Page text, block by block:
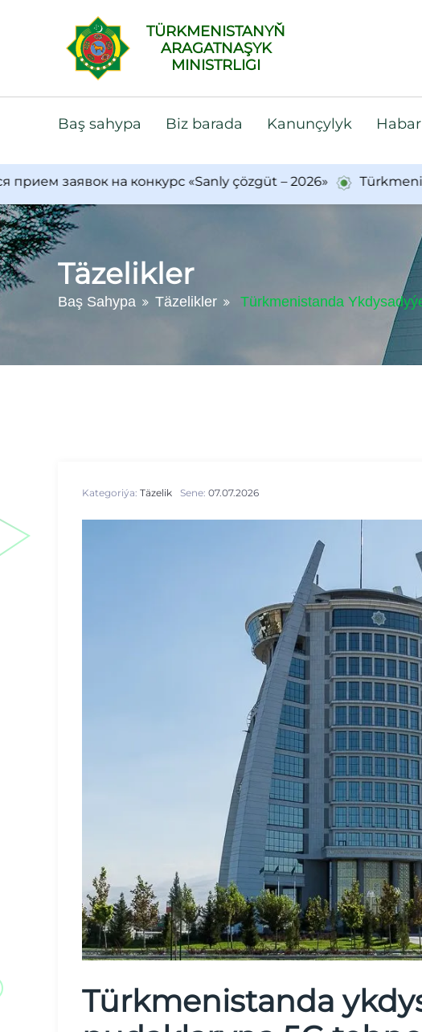
TÜRKMENISTANYŇ
ARAGATNAŞYK
MINISTRLIGI
Baş sahypa Biz barada Kanunçylyk
на конкурс «Sanly çözgüt – 2026»
Täzelikler
Baş Sahypa Täzelikler Türkmenistanda
Kategoriýa: Täzelik Sene: 07.07.2026
Türkmenistanda